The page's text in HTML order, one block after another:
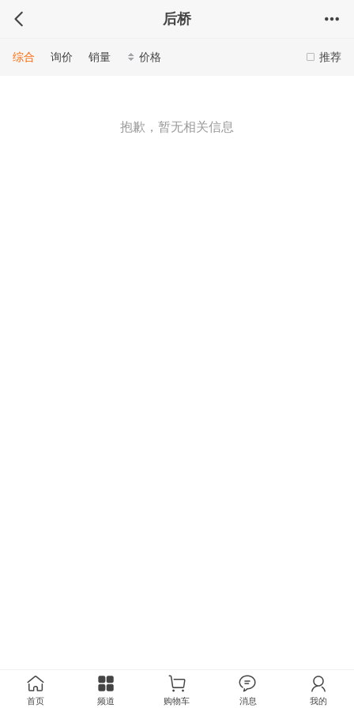
后桥
推荐
综合 询价 销量 价格
抱歉，暂无相关信息
首页 频道 购物车 消息 我的